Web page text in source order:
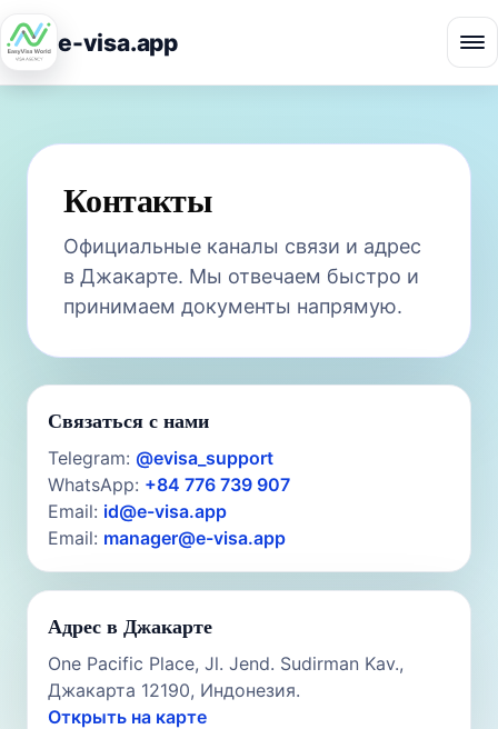
e-visa.app
Контакты
Официальные каналы связи и адрес
в Джакарте. Мы отвечаем быстро и
принимаем документы напрямую.
Связаться с нами
Telegram: @evisa_support
WhatsApp: +84 776 739 907
Email: id@e-visa.app
Email: manager@e-visa.app
Адрес в Джакарте
One Pacific Place, Jl. Jend. Sudirman Kav.,
Джакарта 12190, Индонезия.
Открыть на карте